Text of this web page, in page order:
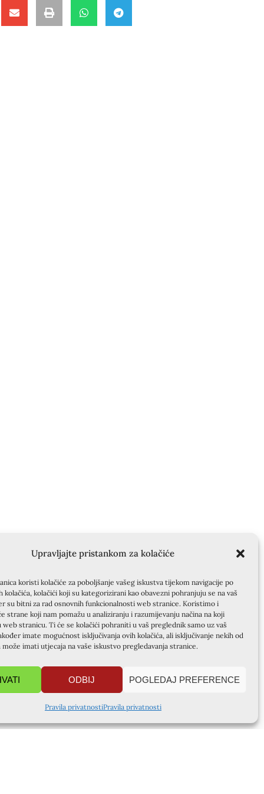
Upravljajte pristankom za kolačiće
koristi kolačiće za poboljšanje vašeg iskustva tijekom navigacije po
kolačića, kolačići koji su kategorizirani kao obavezni pohranjuju se na vaš
su bitni za rad osnovnih funkcionalnosti web stranice. Koristimo i
strane koji nam pomažu u analiziranju i razumijevanju načina na koji
stranicu. Ti će se kolačići pohraniti u vaš preglednik samo uz vaš
imate mogućnost isključivanja ovih kolačića, ali isključivanje nekih od
može imati utjecaja na vaše iskustvo pregledavanja stranice.
ODBIJ POGLEDAJ PREFERENCE
Pravila privatnostiPravila privatnosti